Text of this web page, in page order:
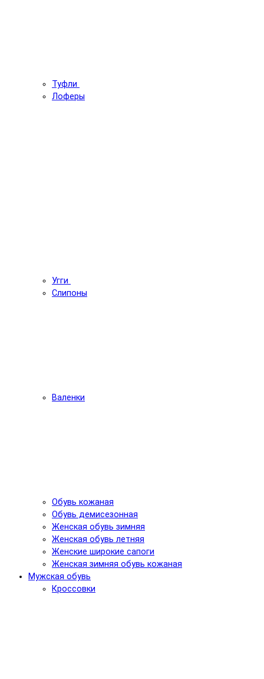
Туфли
Лоферы
Угги
Слипоны
Валенки
Обувь кожаная
Обувь демисезонная
Женская обувь зимняя
Женская обувь летняя
Женские широкие сапоги
Женская зимняя обувь кожаная
Мужская обувь
Кроссовки